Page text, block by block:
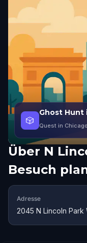
🎲
Ghost Hunt
Quest in Chicago
Über N
Besuch
Adresse
2045 N Lincoln Park